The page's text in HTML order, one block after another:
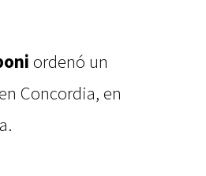
ordenó un
Concordia, en